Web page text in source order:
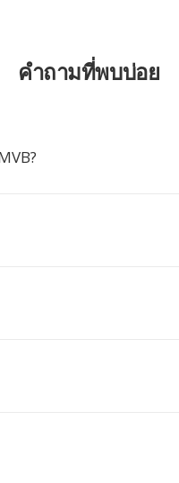
คำถามที่พบบ่อย